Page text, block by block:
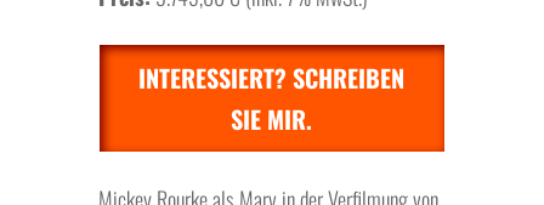
INTERESSIERT? SCHREIBEN
SIE MIR.